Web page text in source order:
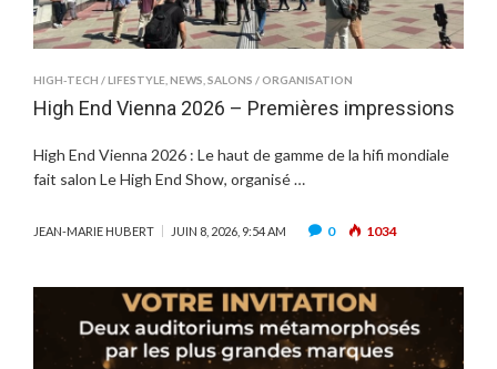
HIGH-TECH / LIFESTYLE NEWS SALONS / ORGANISATION
High End Vienna 2026 – Premières impressions
High End Vienna 2026 : Le haut de gamme de la hifi mondiale
fait salon Le High End Show, organisé …
JEAN-MARIE HUBERT JUIN 8, 2026, 9:54 AM 0 1034